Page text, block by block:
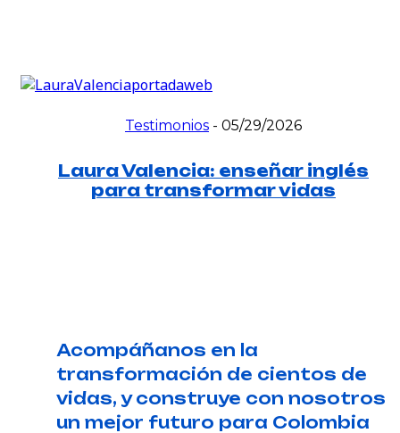
Testimonios - 05/29/2026
Laura Valencia: enseñar inglés
para transformar vidas
Acompáñanos en la
transformación de cientos de
vidas, y construye con nosotros
un mejor futuro para Colombia